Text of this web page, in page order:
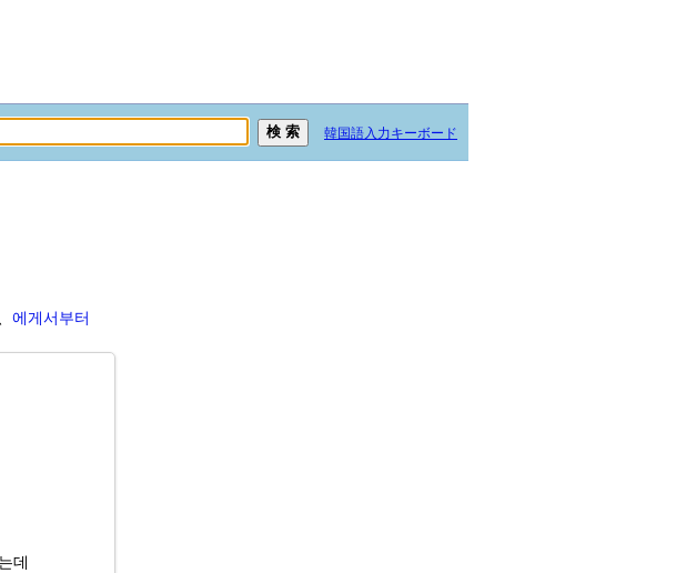
韓国語入力キーボード
에게서부터
데